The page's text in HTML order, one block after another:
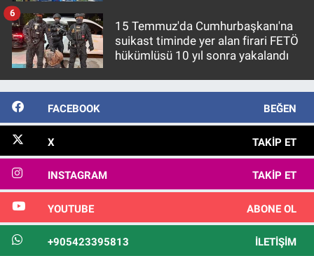
15 Temmuz'da Cumhurbaşkanı'na
suikast timinde yer alan firari FETÖ
hükümlüsü 10 yıl sonra yakalandı
6
FACEBOOK BEĞEN
X TAKIP ET
INSTAGRAM TAKIP ET
YOUTUBE ABONE OL
+905423395813 İLETIŞIM